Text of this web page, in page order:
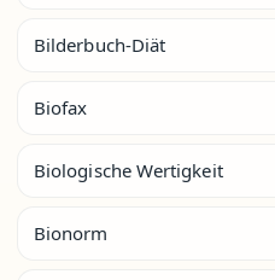
Bilderbuch-Diät
Biofax
Biologische Wertigkeit
Bionorm